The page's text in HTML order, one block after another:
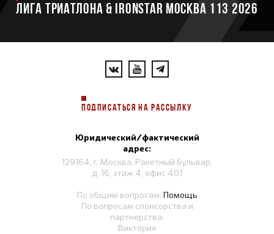
ЛИГА ТРИАТЛОНА & IRONSTAR МОСКВА 113 2026
ПОДПИСАТЬСЯ НА РАССЫЛКУ
Юридический/фактический
адрес:
129164, г. Москва, Ракетный бульвар,
д. 16, этаж 4, офис 401
По общим вопросам: Помощь
По вопросам спонсорства и
партнерства:
Виктория